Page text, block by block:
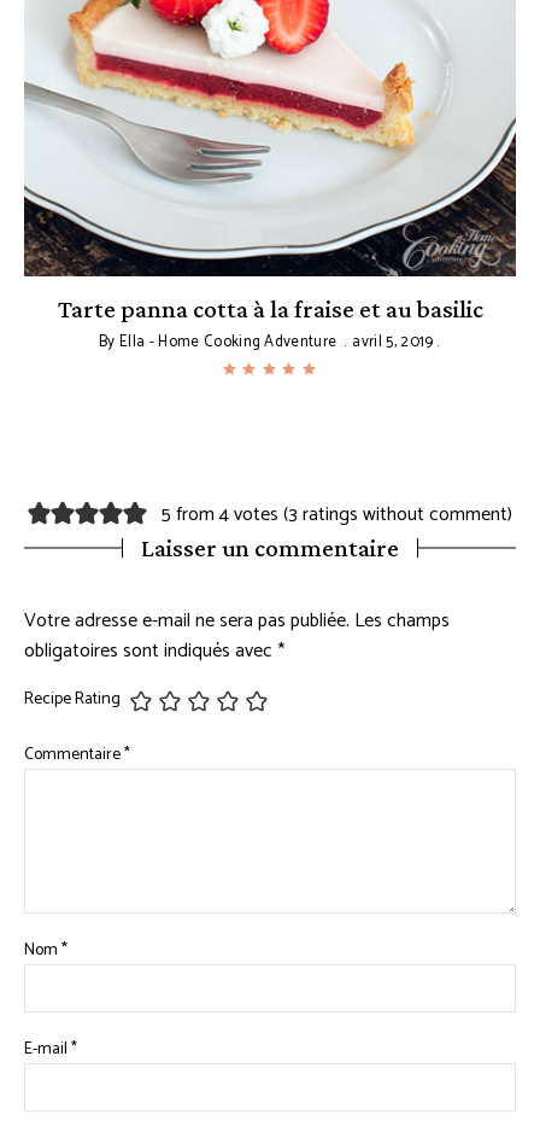
Tarte panna cotta à la fraise et au basilic
ByElla - Home Cooking Adventure avril 5, 2019
5 from 4 votes (3 ratings without comment)
Laisser un commentaire
Votre adresse e-mail ne sera pas publiée. Les champs
obligatoires sont indiqués avec*
Recipe Rating
Commentaire*
Nom*
E-mail*